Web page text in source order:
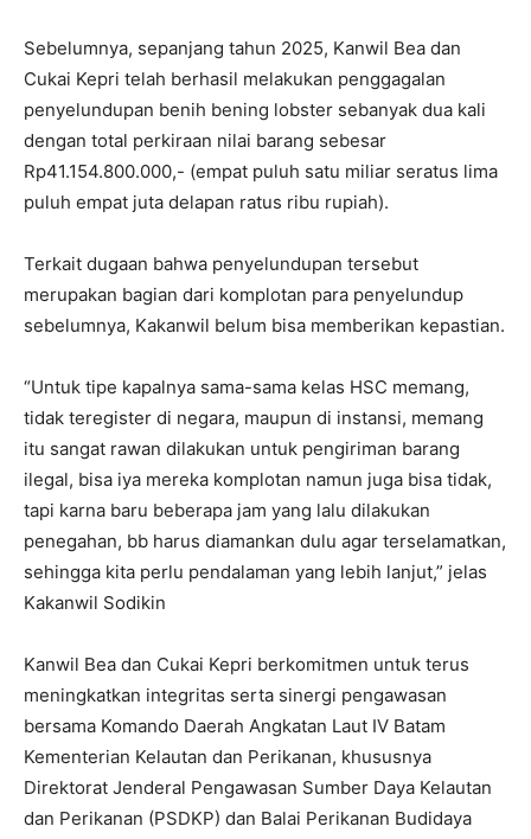
Sebelumnya, sepanjang tahun 2025, Kanwil Bea dan
Cukai Kepri telah berhasil melakukan penggagalan
penyelundupan benih bening lobster sebanyak dua kali
dengan total perkiraan nilai barang sebesar
Rp41.154.800.000,- (empat puluh satu miliar seratus lima
puluh empat juta delapan ratus ribu rupiah).
Terkait dugaan bahwa penyelundupan tersebut
merupakan bagian dari komplotan para penyelundup
sebelumnya, Kakanwil belum bisa memberikan kepastian.
“Untuk tipe kapalnya sama-sama kelas HSC memang,
tidak teregister di negara, maupun di instansi, memang
itu sangat rawan dilakukan untuk pengiriman barang
ilegal, bisa iya mereka komplotan namun juga bisa tidak,
tapi karna baru beberapa jam yang lalu dilakukan
penegahan, bb harus diamankan dulu agar terselamatkan,
sehingga kita perlu pendalaman yang lebih lanjut,” jelas
Kakanwil Sodikin
Kanwil Bea dan Cukai Kepri berkomitmen untuk terus
meningkatkan integritas serta sinergi pengawasan
bersama Komando Daerah Angkatan Laut IV Batam
Kementerian Kelautan dan Perikanan, khususnya
Direktorat Jenderal Pengawasan Sumber Daya Kelautan
dan Perikanan (PSDKP) dan Balai Perikanan Budidaya